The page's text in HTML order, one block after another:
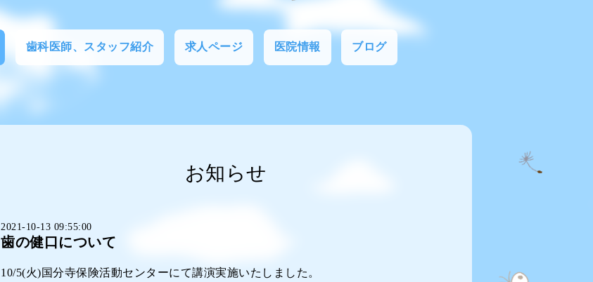
歯科医師、スタッフ紹介 求人ページ 医院情報 ブログ
お知らせ
2021-10-13 09:55:00
歯の健口について
10/5(火)国分寺保険活動センターにて講演実施いたしました。